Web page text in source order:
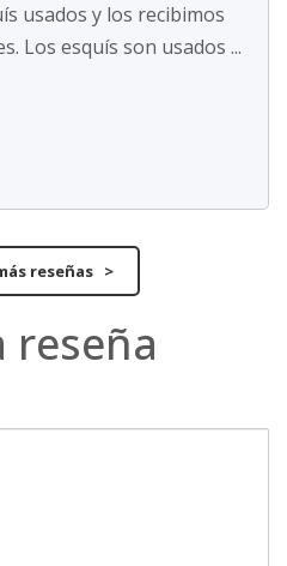
usados y los recibimos
Los esquís son usados ...
reseñas >
reseña